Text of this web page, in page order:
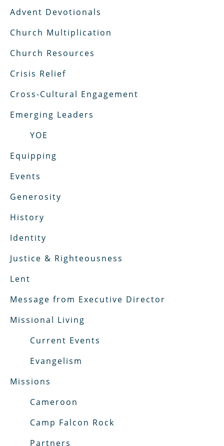
Advent Devotionals
Church Multiplication
Church Resources
Crisis Relief
Cross-Cultural Engagement
Emerging Leaders
YOE
Equipping
Events
Generosity
History
Identity
Justice & Righteousness
Lent
Message from Executive Director
Missional Living
Current Events
Evangelism
Missions
Cameroon
Camp Falcon Rock
Partners